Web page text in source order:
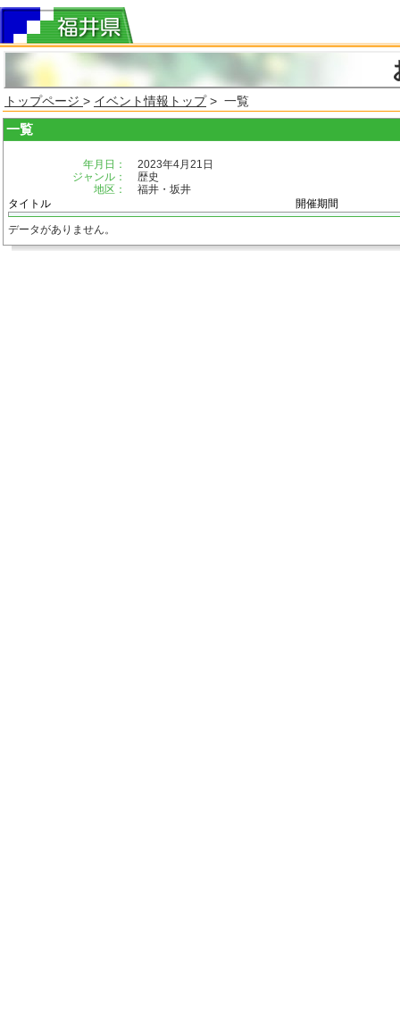
トップページ > イベント情報トップ> 一覧
一覧
年月日：
2023年4月21日
ジャンル：
歴史
地区：
福井・坂井
タイトル
開催期間
データがありません。